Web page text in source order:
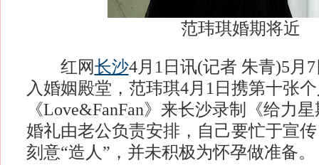
范玮琪婚期将近
红网长沙4月1日讯(记者 朱青)5月
入婚姻殿堂，范玮琪4月1日携第十张
《Love&FanFan》来长沙录制《给力
婚礼由老公负责安排，自己要忙于宣
刻意“造人”，并未积极为怀孕做准备。